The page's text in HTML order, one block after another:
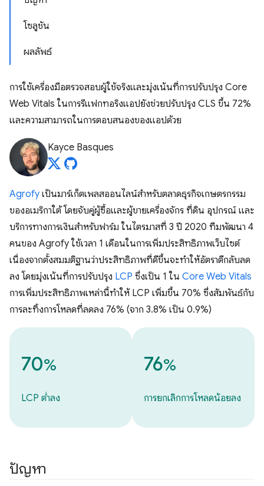
โซลูชัน
ผลลัพธ์
การใช้เครื่องมือตรวจสอบผู้ใช้จริงและมุ่งเน้นที่การปรับปรุง Core
Web Vitals ในการรีแฟกทอริงแอปยังช่วยปรับปรุง CLS ขึ้น 72%
และความสามารถในการตอบสนองของแอปด้วย
Kayce Basques
Agrofy เป็นมาร์เก็ตเพลสออนไลน์สำหรับตลาดธุรกิจเกษตรกรรม
ของอเมริกาใต้ โดยจับคู่ผู้ซื้อและผู้ขายเครื่องจักร ที่ดิน อุปกรณ์ และ
บริการทางการเงินสำหรับฟาร์ม ในไตรมาสที่ 3 ปี 2020 ทีมพัฒนา 4
คนของ Agrofy ใช้เวลา 1 เดือนในการเพิ่มประสิทธิภาพเว็บไซต์
เนื่องจากตั้งสมมติฐานว่าประสิทธิภาพที่ดีขึ้นจะทําให้อัตราตีกลับลด
ลง โดยมุ่งเน้นที่การปรับปรุง LCP ซึ่งเป็น 1 ใน Core Web Vitals
การเพิ่มประสิทธิภาพเหล่านี้ทําให้ LCP เพิ่มขึ้น 70% ซึ่งสัมพันธ์กับ
การละทิ้งการโหลดที่ลดลง 76% (จาก 3.8% เป็น 0.9%)
70%
LCP ต่ำลง
76%
การยกเลิกการโหลดน้อยลง
ปัญหา